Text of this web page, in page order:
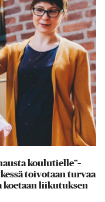
koulutielle”–
toivotaan turvaa
koetaan liikutuksen